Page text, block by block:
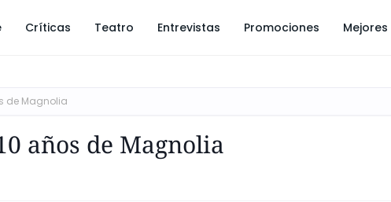
Críticas Teatro Entrevistas Promociones
de Magnolia
años de Magnolia